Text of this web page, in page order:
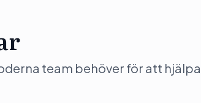
team behöver för att